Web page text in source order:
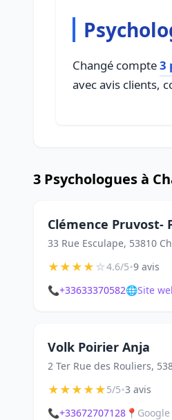
Changé compte3
avec avis clients,
3 Psychologues à
Clémence Pruvost-
33 Rue Esculape, 53810
★★★★☆4.6/5•9 avis
📞+33633370582🌐Site
Volk Poirier Anja
2 Ter Rue des Rouliers,
★★★★★5/5•3 avis
📞+33672707128 📍